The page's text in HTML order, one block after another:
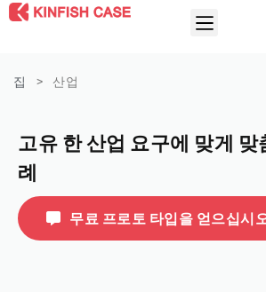
집 > 산업
고유 한 산업 요구에 맞게
례
무료 프로토 타입을 얻으십시